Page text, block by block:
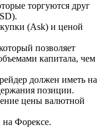
торгуются друг
(Ask) и ценой
позволяет
капитала, чем
должен иметь на
позиции.
цены валютной
Форексе.